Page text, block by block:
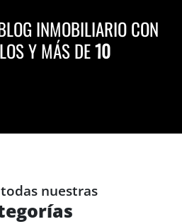
INMOBILIARIO CON
Y MÁS DE10
nuestras